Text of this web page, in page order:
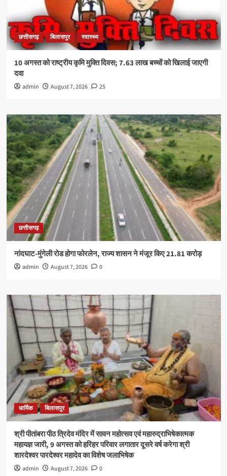
छत्तीसगढ़ बिलासपुर स्वास्थ्य
10 अगस्त को राष्ट्रीय कृमि मुक्ति दिवस; 7.63 लाख बच्चों को खिलाई जाएगी
दवा
admin August 7, 2026 25
छत्तीसगढ़
नांदघाट-मुंगेली रोड होगा फोरलेन, राज्य शासन ने मंजूर किए 21.81 करोड़
admin August 7, 2026 0
धार्मिक बिलासपुर
श्री पीतांबरा पीठ त्रिदेव मंदिर में सावन महोत्सव एवं महारुद्राभिषेकात्मक
महायज्ञ जारी, 9 अगस्त को हरिहर परिवार लगातार दूसरे वर्ष करेगा श्री
शारदेश्वर पारदेश्वर महादेव का विशेष जलाभिषेक
admin August 7, 2026 0